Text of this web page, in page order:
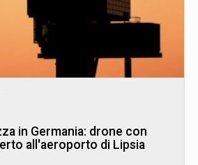
in Germania: drone con
all'aeroporto di Lipsia